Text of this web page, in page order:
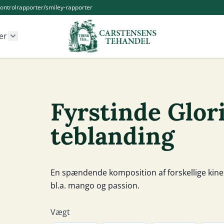
smiley-rapporter
Kander og Tilbehør category
Show submenu for Øvrige produkter category
Fyrstinde
teblanding
En spændende komposition af forskellige
bl.a. mango og passion.
Vægt